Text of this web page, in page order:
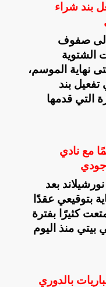
بند شراء
إلى صفوف
الشتوية
نهاية الموسم،
تفعيل بند
التي قدمها
مع نادي
بعد
بتوقيعي عقدًا
كثيرًا بفترة
منذ اليوم
إبراهيم عادل في 10 مباريات بالدوري